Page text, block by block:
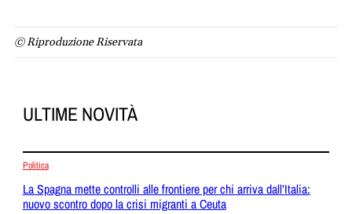
© Riproduzione Riservata
ULTIME NOVITÀ
Politica
La Spagna mette controlli alle frontiere per chi arriva dall’Italia:
nuovo scontro dopo la crisi migranti a Ceuta